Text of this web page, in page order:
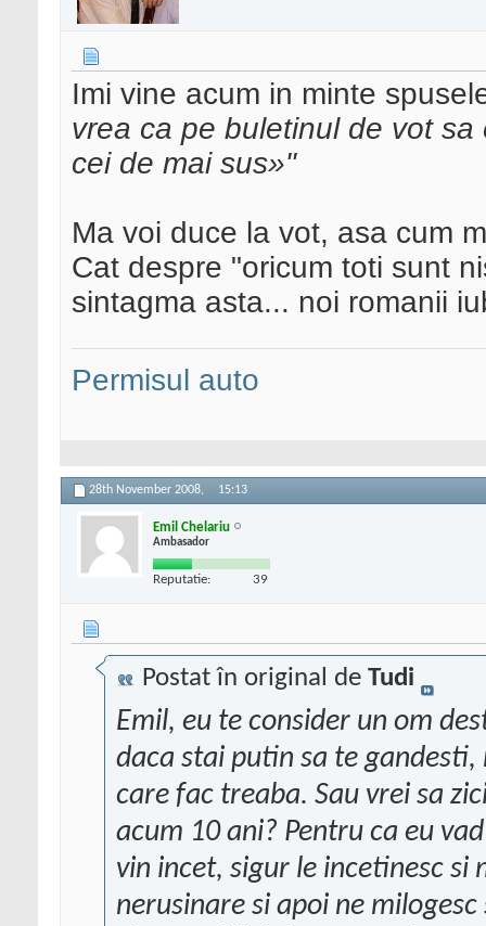
Imi vine acum in minte
vrea ca pe buletinul de vot
cei de mai sus»"
Ma voi duce la vot, asa cum
Cat despre "oricum toti sunt
sintagma asta... noi romanii
Permisul auto
28th November 2008, 15:13
Emil Chelariu
Ambasador
Reputatie: 39
Postat în original de Tudi
Emil, eu te consider un om
daca stai putin sa te
care fac treaba. Sau vrei sa
acum 10 ani? Pentru ca eu
vin incet, sigur le incetinesc
nerusinare si apoi ne